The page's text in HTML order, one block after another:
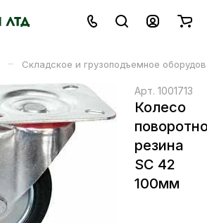
– Складское и грузоподъемное
Арт. 1001713
Колесо
резина
SC 42
100мм